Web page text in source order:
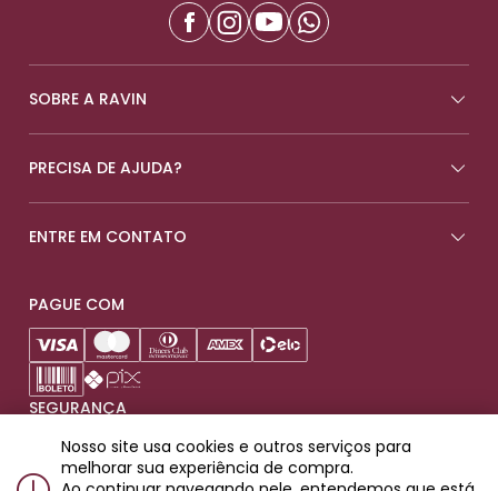
SOBRE A RAVIN
PRECISA DE AJUDA?
ENTRE EM CONTATO
PAGUE COM
SEGURANÇA
Nosso site usa cookies e outros serviços para
melhorar sua experiência de compra.